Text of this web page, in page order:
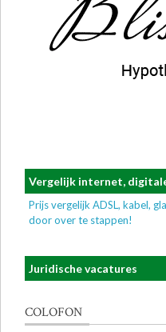
Vergelijk internet,
Prijs vergelijk ADSL, kabel,
door over te stappen!
Juridische vacatures
COLOFON